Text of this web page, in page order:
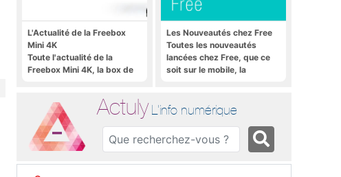
L'Actualité de la Freebox
Mini 4K
Toute l'actualité de la
Freebox Mini 4K, la box de
Les Nouveautés chez Free
Toutes les nouveautés
lancées chez Free, que ce
soit sur le mobile, la
Actuly L'info numérique